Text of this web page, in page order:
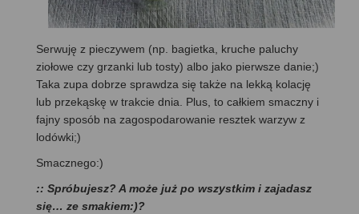
Serwuję z pieczywem (np. bagietka, kruche paluchy
ziołowe czy grzanki lub tosty) albo jako pierwsze danie;)
Taka zupa dobrze sprawdza się także na lekką kolację
lub przekąskę w trakcie dnia. Plus, to całkiem smaczny i
fajny sposób na zagospodarowanie resztek warzyw z
lodówki;)
Smacznego:)
:: Spróbujesz? A może już po wszystkim i zajadasz
się… ze smakiem:)?